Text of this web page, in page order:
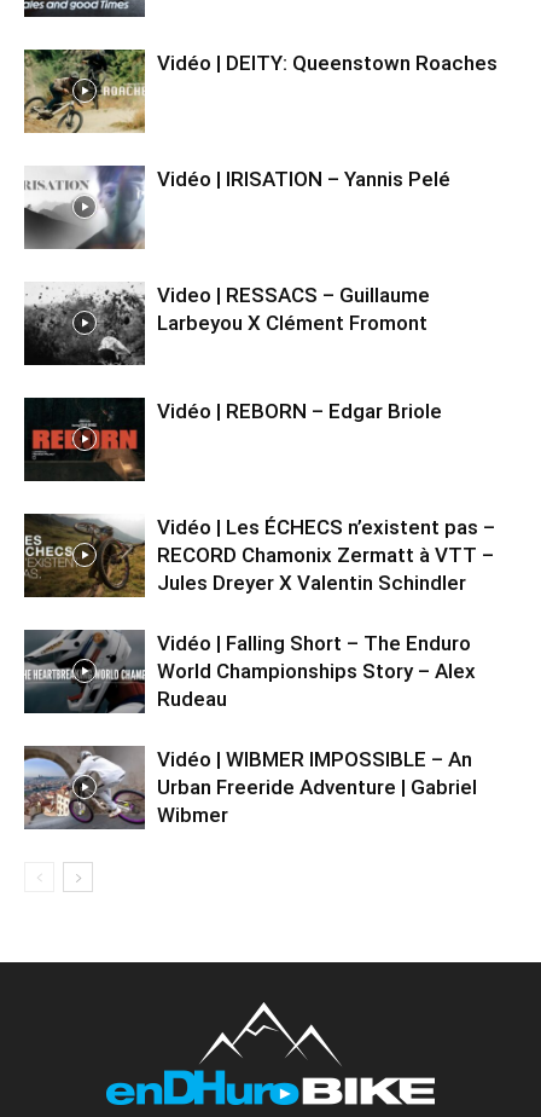
Vidéo | DEITY: Queenstown Roaches
Vidéo | IRISATION – Yannis Pelé
Video | RESSACS – Guillaume
Larbeyou X Clément Fromont
Vidéo | REBORN – Edgar Briole
Vidéo | Les ÉCHECS n’existent pas –
RECORD Chamonix Zermatt à VTT –
Jules Dreyer X Valentin Schindler
Vidéo | Falling Short – The Enduro
World Championships Story – Alex
Rudeau
Vidéo | WIBMER IMPOSSIBLE – An
Urban Freeride Adventure | Gabriel
Wibmer